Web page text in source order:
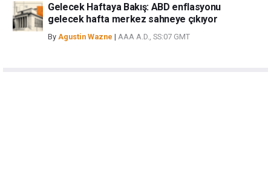
Gelecek Haftaya Bakış: ABD enflasyonu
gelecek hafta merkez sahneye çıkıyor
By Agustin Wazne | AAA A.D., SS:07 GMT